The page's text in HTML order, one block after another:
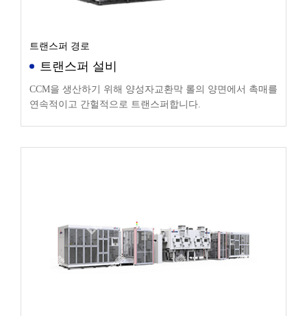
트랜스퍼 경로
트랜스퍼 설비
CCM을 생산하기 위해 양성자교환막 롤의 양면에서 촉매를
연속적이고 간헐적으로 트랜스퍼합니다.